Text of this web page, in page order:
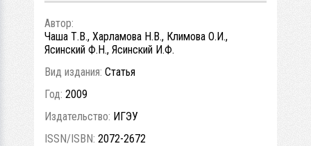
Автор:
Чаша Т.В., Харламова Н.В., Климова О.И.,
Ясинский Ф.Н., Ясинский И.Ф.
Вид издания: Статья
Год: 2009
Издательство: ИГЭУ
ISSN/ISBN: 2072-2672